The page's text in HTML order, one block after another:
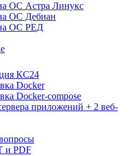
ОС Астра Линукс
ОС Дебиан
ОС РЕД
КС24
Docker
Docker-compose
приложений + 2 веб-
и PDF